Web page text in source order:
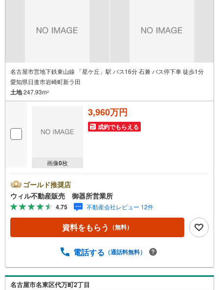
名古屋市営地下鉄東山線 「星ケ丘」駅 バス16分 石兼 バス停下車 徒歩1分
愛知県日進市岩崎町新ラ田
土地247.93m2
画像0枚
3,960万円
成約でもらえる
ゴールド推奨店
ウィル不動産販売 御器所営業所
4.75 不動産会社レビュー 12件
資料をもらう （無料）
電話する （通話料無料）
名古屋市名東区代万町2丁目